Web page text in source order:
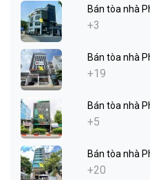
Bán tòa nhà
+3
Bán tòa nhà
+19
Bán tòa nhà
+5
Bán tòa nhà
+20